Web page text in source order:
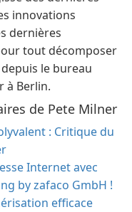
innovations
dernières
tout décomposer
le bureau
à Berlin.
de Pete Milner
: Critique du
Internet avec
by zafaco GmbH !
efficace